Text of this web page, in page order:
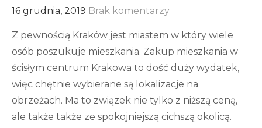
16 grudnia, 2019 Brak komentarzy
Z pewnością Kraków jest miastem w który wiele
osób poszukuje mieszkania. Zakup mieszkania w
ścisłym centrum Krakowa to dość duży wydatek,
więc chętnie wybierane są lokalizacje na
obrzeżach. Ma to związek nie tylko z niższą ceną,
ale także także ze spokojniejszą cichszą okolicą.